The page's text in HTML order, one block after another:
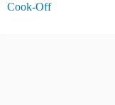
Cook-Off